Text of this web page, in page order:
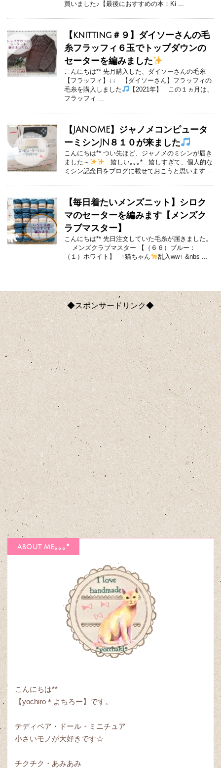
買いました♪【最後におすすめの本：Ki ...
【knitting＃９】ダイソーさんの毛
糸フラッフィ６玉でトップダウンの
セーターを編みました
こんにちは** 先月購入した、ダイソーさんの毛糸
【フラッフィ】↓↓ 【ダイソーさん】フラッフィの
毛糸を購入しました
【2021年】 この１ヵ月は、
フラッフィ ...
【JANOME】ジャノメコンピュータ
ーミシンJN８１０が来ました
こんにちは** つい先ほど、ジャノメのミシンが届き
ました～
嬉しい｡｡｡* 嬉しすぎて、個人的な
ミシン記念日をブログに載せておこうと思います ...
【毎日着たいメンズニット】シロク
マのセーターを編みます【メンズク
ラブマスター】
こんにちは** 先日注文していた毛糸が届きました。
メンズクラブマスター 【（６６）ブルー：
（１）ホワイト】 ↑猫ちゃん
乱入ww↑ &nbs ...
◆スポンサードリンク◆
about me｡｡｡*
こんにちは**
【yochiro＊よちろー】です。
テディベア・ドール・ミニチュア
小さいモノが大好きです☆
チクチク・あみあみ